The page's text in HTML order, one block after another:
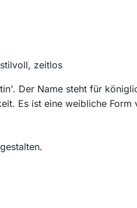
zeitlos
Der Name steht für
Es ist eine weibliche